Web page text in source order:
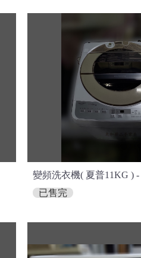
變頻洗衣機( 夏普11KG )
已售完